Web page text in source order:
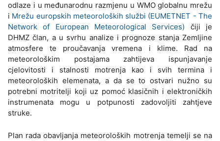
odlaze i u međunarodnu razmjenu u WMO globalnu mrežu
i Mrežu europskih meteoroloških službi (EUMETNET - The
Network of European Meteorological Services) čiji je
DHMZ član, a u svrhu analize i prognoze stanja Zemljine
atmosfere te proučavanja vremena i klime. Rad na
meteorološkim postajama zahtijeva ispunjavanje
cjelovitosti i stalnosti motrenja kao i svih termina i
meteoroloških elemenata, a da se to ostvari nužno su
potrebni motritelji koji uz pomoć klasičnih i elektroničkih
instrumenata mogu u potpunosti zadovoljiti zahtjeve
struke.
Plan rada obavljanja meteoroloških motrenja temelji se na